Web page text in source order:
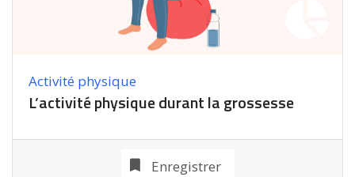
Activité physique
L’activité physique durant la grossesse
Enregistrer